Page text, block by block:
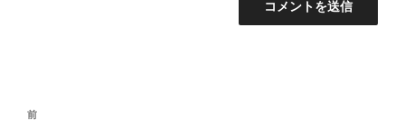
投
前
前